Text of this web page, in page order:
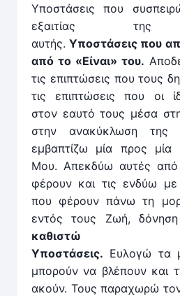
Υποστάσεις που
εξαιτίας της
αυτής.Υποστάσεις που
από το «Είναι» του.
τις επιπτώσεις που τους
τις επιπτώσεις που οι
στον εαυτό τους μέσα
στην ανακύκλωση της
εμβαπτίζω μία προς
Μου. Απεκδύω αυτές
φέρουν και τις ενδύω με
που φέρουν πάνω τη
εντός τους Ζωή, δόνηση
καθιστώ
Υποστάσεις. Ευλογώ τα
μπορούν να βλέπουν και
ακούν. Τους παραχωρώ